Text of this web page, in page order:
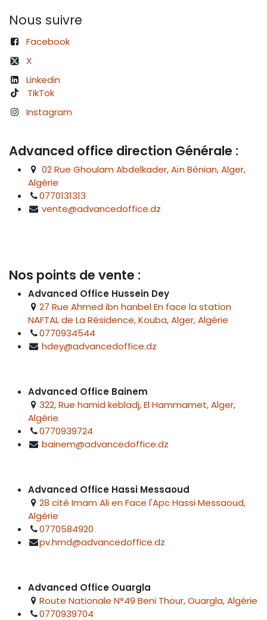
Nous suivre
Facebook
X
Linkedin
TikTok
Instagram
Advanced office direction Générale :
02 Rue Ghoulam Abdelkader, Aïn Bénian, Alger,
Algérie
0770131313
vente@advancedoffice.dz
Nos points de vente :
Advanced Office Hussein Dey
27 Rue Ahmed ibn hanbel En face la station
NAFTAL de La Résidence, Kouba, Alger, Algérie
0770934544
hdey@advancedoffice.dz
Advanced Office Bainem
322, Rue hamid kebladj, El Hammamet, Alger,
Algérie
0770939724
bainem@advancedoffice.dz
Advanced Office Hassi Messaoud
28 cité Imam Ali en Face l'Apc Hassi Messaoud,
Algérie
0770584920
pv.hmd@advancedoffice.dz
Advanced Office Ouargla
Route Nationale N°49 Beni Thour, Ouargla, Algérie
0770939704